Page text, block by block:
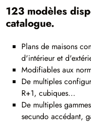
123 modèles
catalogue.
Plans de maisons
d'intérieur et
Modifiables aux
De multiples
R+1, cubiques...
De multiples
secundo accédant,